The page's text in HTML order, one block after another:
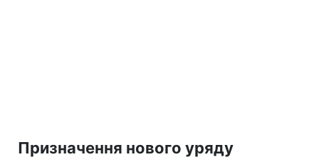
Призначення нового уряду